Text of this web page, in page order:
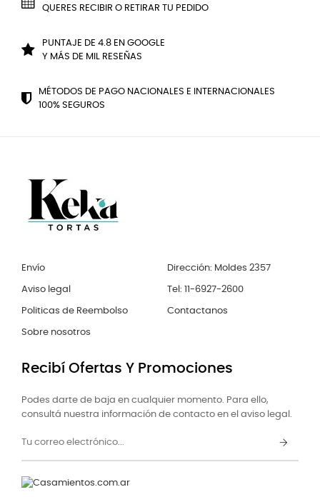
QUERES RECIBIR O RETIRAR TU PEDIDO
PUNTAJE DE 4.8 EN GOOGLE
Y MÁS DE MIL RESEÑAS
MÉTODOS DE PAGO NACIONALES E INTERNACIONALES
100% SEGUROS
Envío
Aviso legal
Politicas de Reembolso
Sobre nosotros
Dirección: Moldes 2357
Tel: 11-6927-2600
Contactanos
Recibí Ofertas Y Promociones
Podes darte de baja en cualquier momento. Para ello,
consultá nuestra información de contacto en el aviso legal.